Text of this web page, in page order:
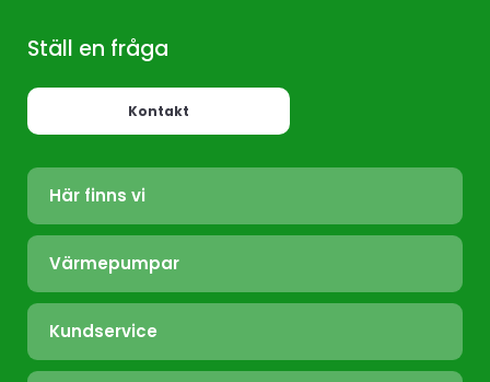
Ställ en fråga
Kontakt
Här finns vi
Värmepump Sverige
Värmepump Stockholm
Värmepumpar
Luft/Luft
Bergvärme
Kundservice